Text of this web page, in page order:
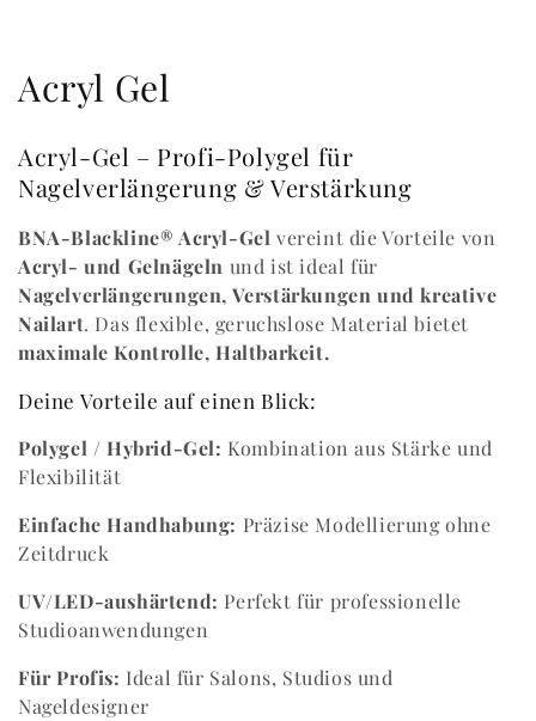
K
t
e
g
o
r
i
e
:
Acryl Gel
Acryl-Gel – Profi-Polygel für
Nagelverlängerung & Verstärkung
BNA-Blackline® Acryl-Gel vereint die Vorteile von
Acryl- und Gelnägeln und ist ideal für
Nagelverlängerungen, Verstärkungen und kreative
Nailart. Das flexible, geruchslose Material bietet
maximale Kontrolle, Haltbarkeit.
Deine Vorteile auf einen Blick:
Polygel / Hybrid-Gel: Kombination aus Stärke und
Flexibilität
Einfache Handhabung: Präzise Modellierung ohne
Zeitdruck
UV/LED-aushärtend: Perfekt für professionelle
Studioanwendungen
Für Profis: Ideal für Salons, Studios und
Nageldesigner